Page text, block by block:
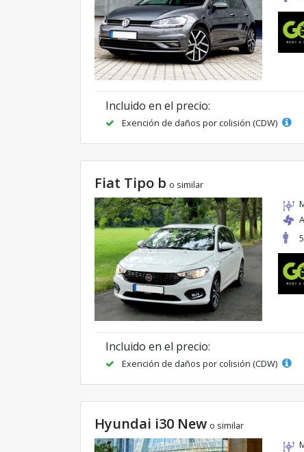
Incluido en el precio:
Exención de daños por colisión (CDW)
Fiat Tipo b o similar
5
Incluido en el precio:
Exención de daños por colisión (CDW)
Hyundai i30 New o similar